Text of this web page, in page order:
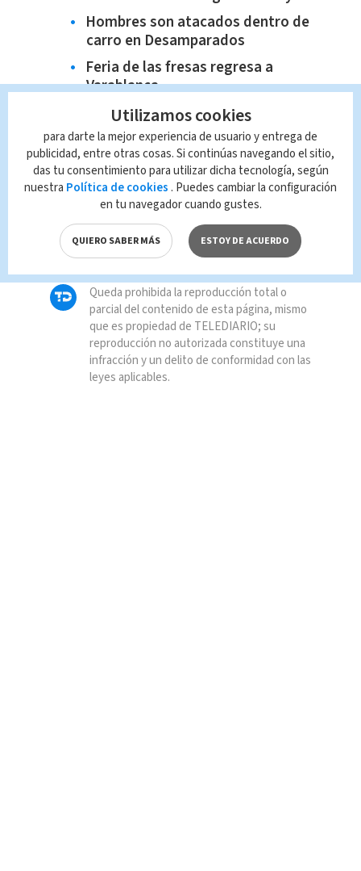
Hombres son atacados dentro de
carro en Desamparados
Feria de las fresas regresa a
Varablanca
TAGS RELACIONADOS:
Asamblea Legislativa San José
congreso
Queda prohibida la reproducción total o
parcial del contenido de esta página, mismo
que es propiedad de TELEDIARIO; su
reproducción no autorizada constituye una
infracción y un delito de conformidad con las
leyes aplicables.
Utilizamos cookies
para darte la mejor experiencia de usuario y entrega de
publicidad, entre otras cosas. Si continúas navegando el sitio,
das tu consentimiento para utilizar dicha tecnología, según
nuestra Política de cookies . Puedes cambiar la configuración
en tu navegador cuando gustes.
QUIERO SABER MÁS ESTOY DE ACUERDO